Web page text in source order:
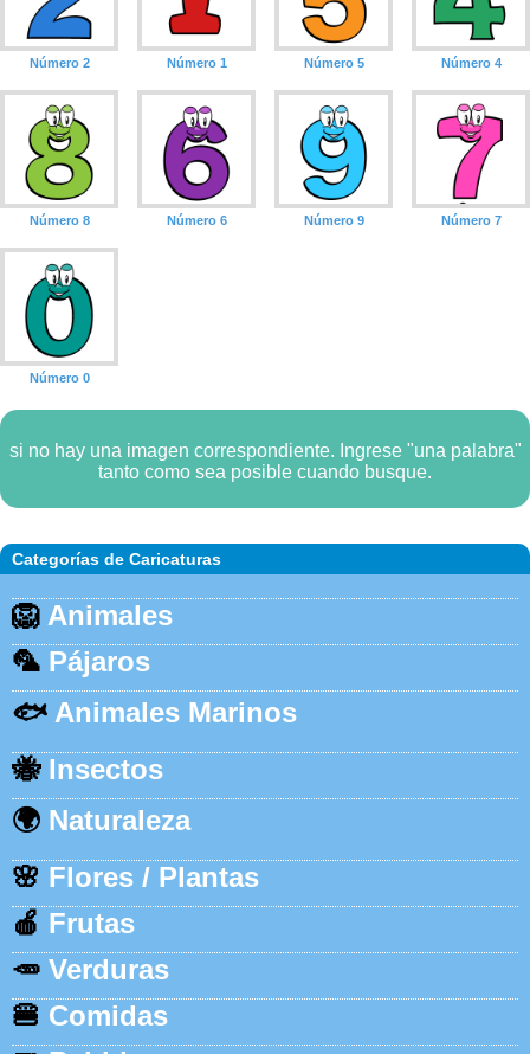
Categorías de Caricaturas
🦁 Animales
🦜 Pájaros
🐟 Animales Marinos
🐝 Insectos
🌍 Naturaleza
🌸 Flores / Plantas
🍎 Frutas
🥕 Verduras
🍔 Comidas
Número 2 Número 1 Número 5 Número 4
Número 8 Número 6 Número 9 Número 7
Número 0
si no hay una imagen correspondiente. Ingrese "una palabra"
tanto como sea posible cuando busque.